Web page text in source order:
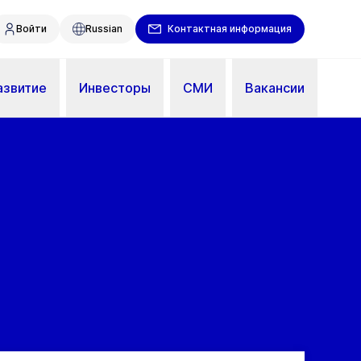
Войти Russian Контактная информация
Инвесторы СМИ Вакансии